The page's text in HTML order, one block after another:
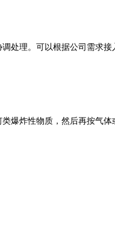
处理。可以根据公司需求接
爆炸性物质，然后再按气体